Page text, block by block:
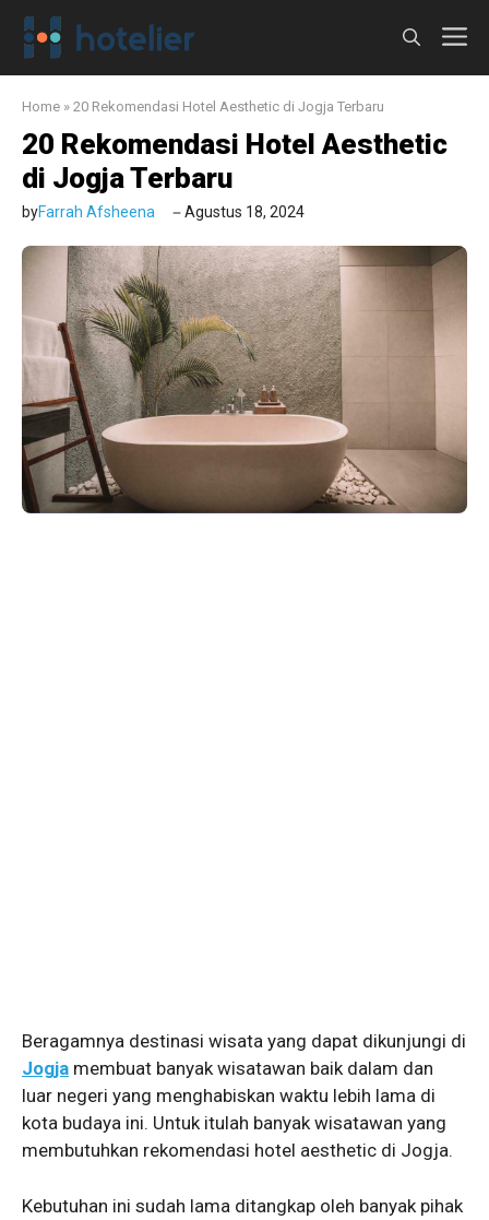
Langsung
Home » 20 Rekomendasi Hotel Aesthetic di Jogja Terbaru
20 Rekomendasi Hotel Aesthetic
di Jogja Terbaru
byFarrah Afsheena Agustus 18, 2024
Beragamnya destinasi wisata yang dapat dikunjungi di
Jogja membuat banyak wisatawan baik dalam dan
luar negeri yang menghabiskan waktu lebih lama di
kota budaya ini. Untuk itulah banyak wisatawan yang
membutuhkan rekomendasi hotel aesthetic di Jogja.
Kebutuhan ini sudah lama ditangkap oleh banyak pihak